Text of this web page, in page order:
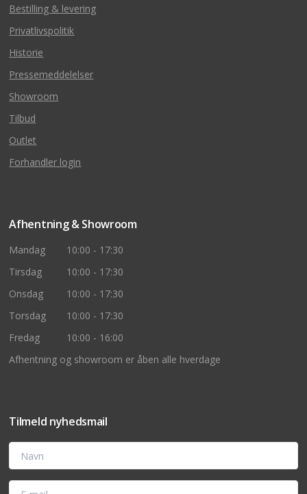
Bestilling & levering
Privatlivspolitik
Historie
Pressemeddelelser
Showroom
Tilbud
Outlet
Forhandler login
Afhentning & Showroom
Mandag
10:00 - 17:30
Tirsdag
10:00 - 17:30
Onsdag
10:00 - 17:30
Torsdag
10:00 - 17:30
Fredag
10:00 - 16:00
Afhentning og showroom er åben alle hverdage
Tilmeld nyhedsmail
Navn
E-mail